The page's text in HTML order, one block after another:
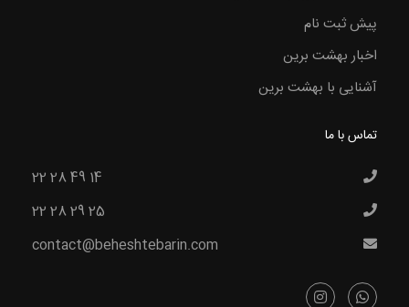
پیش ثبت نام
اخبار بهشت برین
آشنایی با بهشت برین
تماس با ما
22 28 49 14
22 28 29 25
contact@beheshtebarin.com